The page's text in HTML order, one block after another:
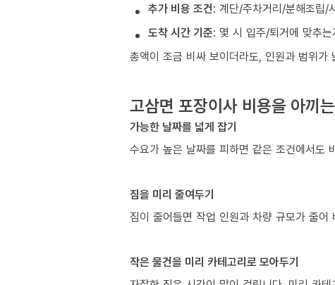
추가 비용 조건: 계단/주차거리/분해조립/
도착 시간 기준: 몇 시 입주/퇴거에 맞추
총액이 조금 비싸 보이더라도, 인원과 범위
고삼면 포장이사 비용을 아끼
가능한 날짜를 넓게 잡기
수요가 높은 날짜를 피하면 같은 조건에서도
짐을 미리 줄여두기
짐이 줄어들면 작업 인원과 차량 규모가 줄
작은 물건을 미리 카테고리로 모아두기